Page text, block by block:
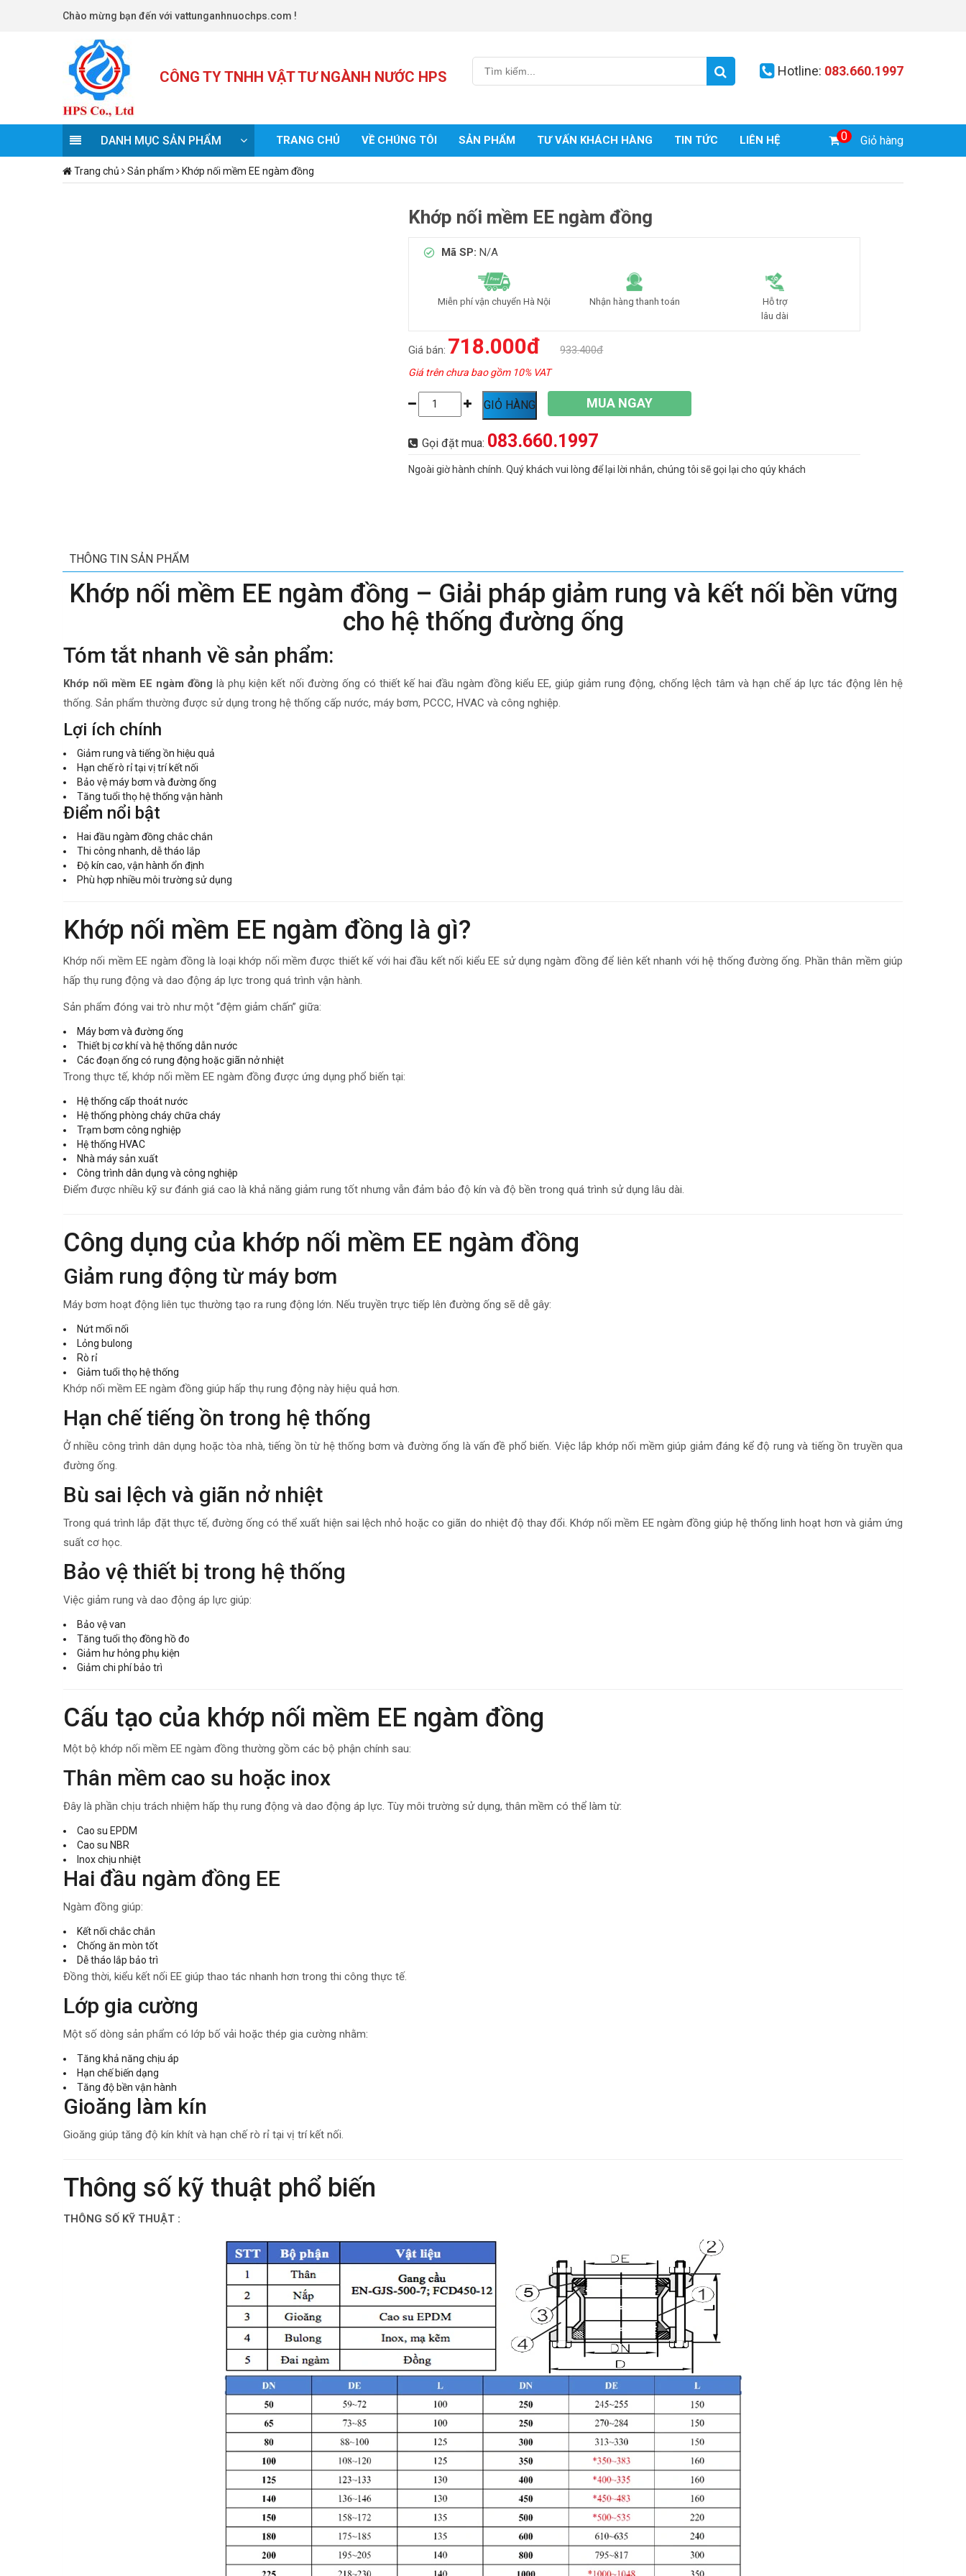
Chào mừng bạn đến với vattunganhnuochps.com !
Search Hotline: 083.660.1997
DANH MỤC SẢN PHẨM TRANG CHỦ VỀ CHÚNG TÔI SẢN PHẨM TƯ VẤN KHÁCH HÀNG TIN TỨC LIÊN HỆ 0 Giỏ hàng
Trang chủ Sản phẩm Khớp nối mềm EE ngàm đồng
Khớp nối mềm EE ngàm đồng
Mã SP:N/A
Miễn phí vận chuyển Hà Nội Nhận hàng thanh toán
Hỗ trợ
lâu dài
Giá bán: 718.000đ 933.400đ
Giá trên chưa bao gồm 10% VAT
GIỎ HÀNG MUA NGAY
Gọi đặt mua: 083.660.1997
Ngoài giờ hành chính. Quý khách vui lòng để lại lời nhắn, chúng tôi sẽ gọi lại cho qúy khách
THÔNG TIN SẢN PHẨM
Khớp nối mềm EE ngàm đồng – Giải pháp giảm rung và kết nối bền vững
cho hệ thống đường ống
Tóm tắt nhanh về sản phẩm:
Khớp nối mềm EE ngàm đồng là phụ kiện kết nối đường ống có thiết kế hai đầu ngàm đồng kiểu EE, giúp giảm rung động, chống lệch tâm và hạn chế áp lực tác động lên hệ
thống. Sản phẩm thường được sử dụng trong hệ thống cấp nước, máy bơm, PCCC, HVAC và công nghiệp.
Lợi ích chính
Giảm rung và tiếng ồn hiệu quả
Hạn chế rò rỉ tại vị trí kết nối
Bảo vệ máy bơm và đường ống
Tăng tuổi thọ hệ thống vận hành
Điểm nổi bật
Hai đầu ngàm đồng chắc chắn
Thi công nhanh, dễ tháo lắp
Độ kín cao, vận hành ổn định
Phù hợp nhiều môi trường sử dụng
Khớp nối mềm EE ngàm đồng là gì?
Khớp nối mềm EE ngàm đồng là loại khớp nối mềm được thiết kế với hai đầu kết nối kiểu EE sử dụng ngàm đồng để liên kết nhanh với hệ thống đường ống. Phần thân mềm giúp
hấp thụ rung động và dao động áp lực trong quá trình vận hành.
Sản phẩm đóng vai trò như một “đệm giảm chấn” giữa:
Máy bơm và đường ống
Thiết bị cơ khí và hệ thống dẫn nước
Các đoạn ống có rung động hoặc giãn nở nhiệt
Trong thực tế, khớp nối mềm EE ngàm đồng được ứng dụng phổ biến tại:
Hệ thống cấp thoát nước
Hệ thống phòng cháy chữa cháy
Trạm bơm công nghiệp
Hệ thống HVAC
Nhà máy sản xuất
Công trình dân dụng và công nghiệp
Điểm được nhiều kỹ sư đánh giá cao là khả năng giảm rung tốt nhưng vẫn đảm bảo độ kín và độ bền trong quá trình sử dụng lâu dài.
Công dụng của khớp nối mềm EE ngàm đồng
Giảm rung động từ máy bơm
Máy bơm hoạt động liên tục thường tạo ra rung động lớn. Nếu truyền trực tiếp lên đường ống sẽ dễ gây:
Nứt mối nối
Lỏng bulong
Rò rỉ
Giảm tuổi thọ hệ thống
Khớp nối mềm EE ngàm đồng giúp hấp thụ rung động này hiệu quả hơn.
Hạn chế tiếng ồn trong hệ thống
Ở nhiều công trình dân dụng hoặc tòa nhà, tiếng ồn từ hệ thống bơm và đường ống là vấn đề phổ biến. Việc lắp khớp nối mềm giúp giảm đáng kể độ rung và tiếng ồn truyền qua
đường ống.
Bù sai lệch và giãn nở nhiệt
Trong quá trình lắp đặt thực tế, đường ống có thể xuất hiện sai lệch nhỏ hoặc co giãn do nhiệt độ thay đổi. Khớp nối mềm EE ngàm đồng giúp hệ thống linh hoạt hơn và giảm ứng
suất cơ học.
Bảo vệ thiết bị trong hệ thống
Việc giảm rung và dao động áp lực giúp:
Bảo vệ van
Tăng tuổi thọ đồng hồ đo
Giảm hư hỏng phụ kiện
Giảm chi phí bảo trì
Cấu tạo của khớp nối mềm EE ngàm đồng
Một bộ khớp nối mềm EE ngàm đồng thường gồm các bộ phận chính sau:
Thân mềm cao su hoặc inox
Đây là phần chịu trách nhiệm hấp thụ rung động và dao động áp lực. Tùy môi trường sử dụng, thân mềm có thể làm từ:
Cao su EPDM
Cao su NBR
Inox chịu nhiệt
Hai đầu ngàm đồng EE
Ngàm đồng giúp:
Kết nối chắc chắn
Chống ăn mòn tốt
Dễ tháo lắp bảo trì
Đồng thời, kiểu kết nối EE giúp thao tác nhanh hơn trong thi công thực tế.
Lớp gia cường
Một số dòng sản phẩm có lớp bố vải hoặc thép gia cường nhằm:
Tăng khả năng chịu áp
Hạn chế biến dạng
Tăng độ bền vận hành
Gioăng làm kín
Gioăng giúp tăng độ kín khít và hạn chế rò rỉ tại vị trí kết nối.
Thông số kỹ thuật phổ biến
THÔNG SỐ KỸ THUẬT :